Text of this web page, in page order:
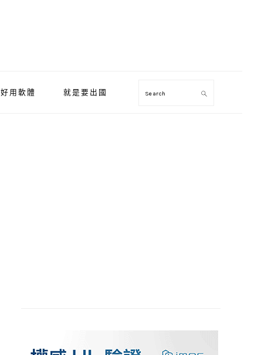
好用軟體 就是要出國 Search